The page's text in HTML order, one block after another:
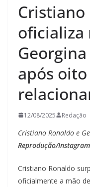
Cristiano
oficializa
após
12/08/2025 Redação
Cristiano Ronaldo e
Reprodução/Instagram
Cristiano Ronaldo
oficialmente a mão